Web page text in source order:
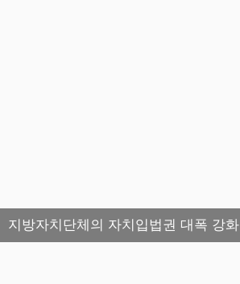
지방자치단체의 자치입법권 대폭 강화